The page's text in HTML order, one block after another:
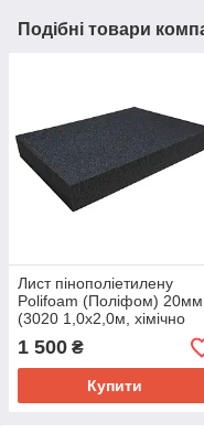
Подібні товари
Лист пінополіетилену
Polifoam (Поліфом) 20мм
(3020 1,0х2,0м, хімічно
зшитий ППЕ)
1 500 ₴
Купити